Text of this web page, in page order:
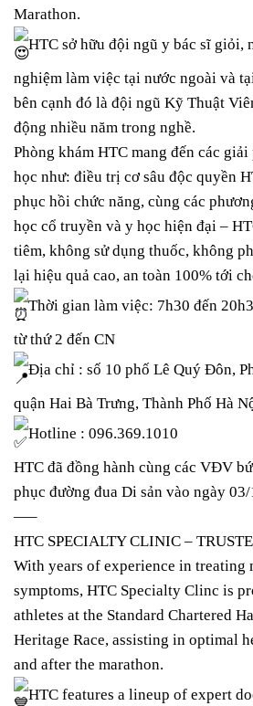
Marathon.
HTC sở hữu đội ngũ y bác sĩ giỏi,
nghiệm làm việc tại nước ngoài và
bên cạnh đó là đội ngũ Kỹ Thuật
động nhiều năm trong nghề.
Phòng khám HTC mang đến các
học như: điều trị cơ sâu độc quyền
phục hồi chức năng, cùng các
học cổ truyền và y học hiện đại –
tiêm, không sử dụng thuốc, không
lại hiệu quả cao, an toàn 100% tới
Thời gian làm việc: 7h30 đến
từ thứ 2 đến CN
Địa chỉ : số 10 phố Lê Quý Đôn,
quận Hai Bà Trưng, Thành Phố Hà
Hotline : 096.369.1010
HTC đã đồng hành cùng các VĐV
phục đường đua Di sản vào ngày
—–
HTC SPECIALTY CLINIC –
With years of experience in treating
symptoms, HTC Specialty Clinc is
athletes at the Standard Chartered
Heritage Race, assisting in optimal
and after the marathon.
HTC features a lineup of expert